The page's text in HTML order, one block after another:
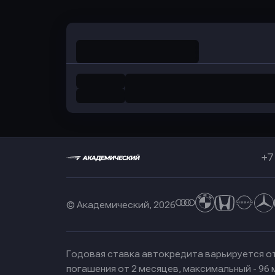
© Академический, 2026
Годовая ставка автокредита варьируется
погашения от 2 месяцев, максимальный -